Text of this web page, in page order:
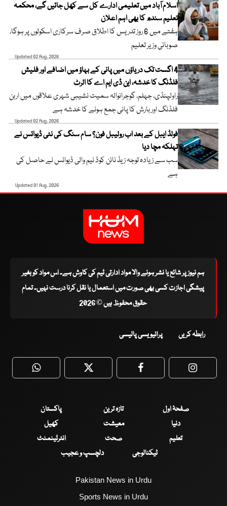
اسلام آباد میں تعلیمی ادارے کل سے کھل جائیں گے، محکمہ
تعلیم سندھ کا بھی اہم اعلان
ہفتے میں 6 روز تدریس کا اطلاق صرف سرکاری اسکولوں پر ہوگا،
صوبائی وزیر تعلیم
Updated 02 Aug, 2026
4 اگست تک دریاؤں میں پانی کے بہاؤ میں اضافے اور فلیش
فلڈنگ کا خدشہ، این ڈی ایم اے کا الرٹ
راولپنڈی، جہلم، گوجرانوالہ سمیت نشیبی شہری علاقوں میں اربن
فلڈنگ اور بارش کا پانی جمع ہونے کا خدشہ ہے
Updated 02 Aug, 2026
فولڈ ایبل کے بعد اب رولیبل فون؟ سام سنگ کی نئی ڈیوائس نے
تہلکہ مچا دیا
سب سے زیادہ توجہ زیڈ نائن کوڈ نیم والی ڈیوائس نے حاصل کی
ہے
Updated 01 Aug, 2026
ہم نیوز پر شائع یا نشر ہونے والا مواد ادارتی ٹیم کی کاوش ہے۔ اس مواد کو بغیر
پیشگی اجازت کسی بھی صورت میں استعمال یا نقل کرنا درست نہیں۔ تمام
حقوق محفوظ ہیں © 2026
رابطہ کریں پرائیویسی پالیسی
WhatsApp Twitter Facebook
صفحۂ اول تازہ ترین
پاکستان
دنیا
معیشت
کھیل
تعلیم
صحت
انٹرٹینمنٹ
ٹیکنالوجی
دلچسپ و عجیب
Pakistan News in Urdu
Sports News in Urdu